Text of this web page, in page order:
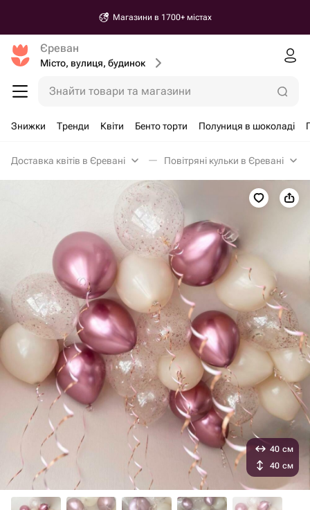
Магазини в 1700+ містах
Єреван
Місто, вулиця, будинок
Знайти товари та магазини
Знижки Тренди Квіти Бенто торти Полуниця в шоколаді
Доставка квітів в Єревані Повітряні кульки в Єревані
40 см
40 см